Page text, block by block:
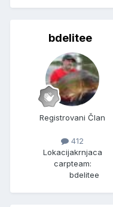
bdelitee
Registrovani Član
412
Lokacijakrnjaca
carpteam:
bdelitee